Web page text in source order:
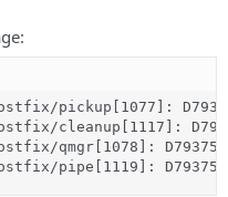
pickup[1077]:
cleanup[1117]:
qmgr[1078]:
pipe[1119]: